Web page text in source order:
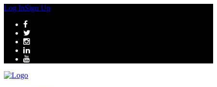
Log InSign Up